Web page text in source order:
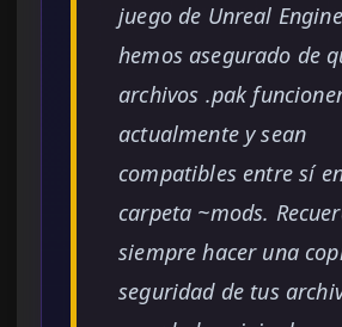
juego de Unreal
hemos asegurado de
archivos .pak
actualmente y sean
compatibles entre sí
carpeta ~mods.
siempre hacer una
seguridad de tus